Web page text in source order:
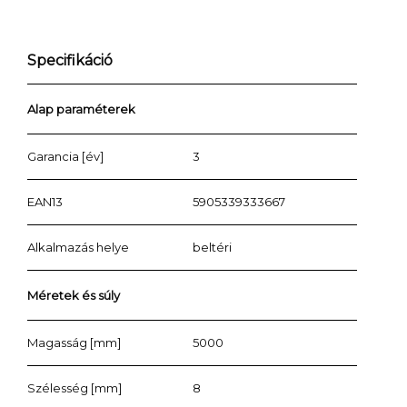
Specifikáció
Alap paraméterek
Garancia [év] 3
EAN13 5905339333667
Alkalmazás helye beltéri
Méretek és súly
Magasság [mm] 5000
Szélesség [mm] 8